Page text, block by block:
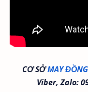
CƠ SỞMAY
Viber, Zalo: